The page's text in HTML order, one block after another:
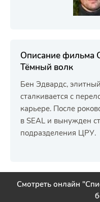
Описание фильма
Тёмный волк
Бен Эдвардс,
сталкивается с
карьере. После
в SEAL и вынужден
подразделения ЦРУ.
Смотреть онлайн